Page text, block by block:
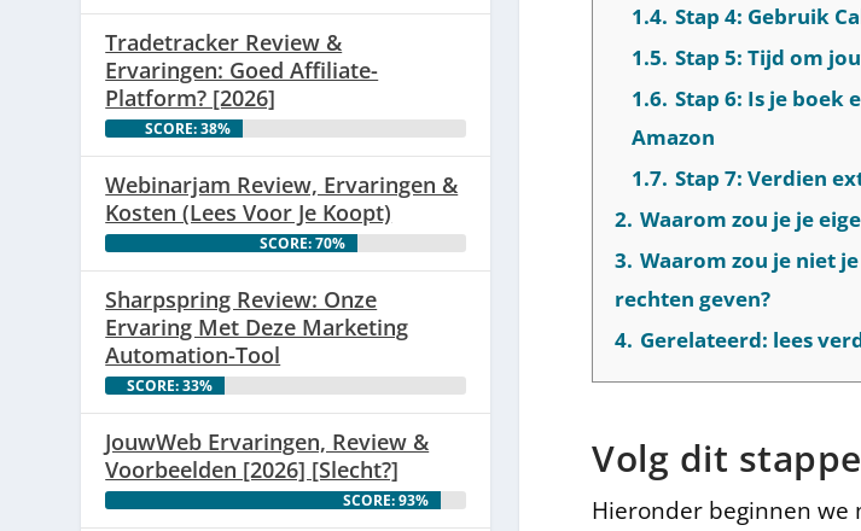
1.4. Stap 4: Gebruik
1.5. Stap 5: Tijd om
1.6. Stap 6: Is je boek
Amazon
1.7. Stap 7: Verdien
2. Waarom zou je je
3. Waarom zou je niet
rechten geven?
4. Gerelateerd: lees
Volg dit
Hieronder beginnen we
Tradetracker Review &
Ervaringen: Goed Affiliate-
Platform? [2026]
SCORE: 38%
Webinarjam Review, Ervaringen &
Kosten (Lees Voor Je Koopt)
SCORE: 70%
Sharpspring Review: Onze
Ervaring Met Deze Marketing
Automation-Tool
SCORE: 33%
JouwWeb Ervaringen, Review &
Voorbeelden [2026] [Slecht?]
SCORE: 93%